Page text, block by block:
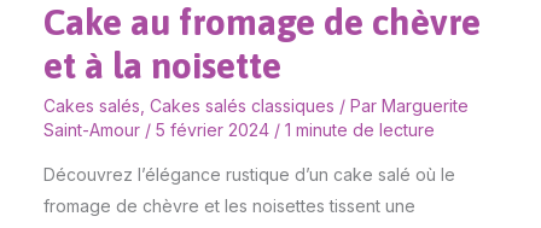
Cake au fromage de chèvre
et à la noisette
Cakes salés Cakes salés classiques / Par Marguerite
Saint-Amour / 5 février 2024 / 1 minute de lecture
Découvrez l’élégance rustique d’un cake salé où le
fromage de chèvre et les noisettes tissent une